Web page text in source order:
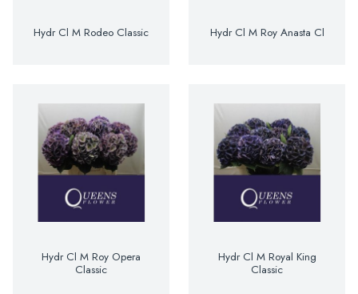
Hydr Cl M Rodeo Classic Hydr Cl M Roy Anasta Cl
Hydr Cl M Roy Opera
Classic
Hydr Cl M Royal King
Classic